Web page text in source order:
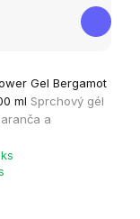
Gel Bergamot
ml Sprchový gél
a